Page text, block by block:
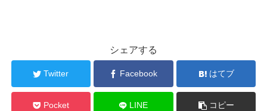
シェアする
Twitter Facebook はてブ
Pocket LINE コピー